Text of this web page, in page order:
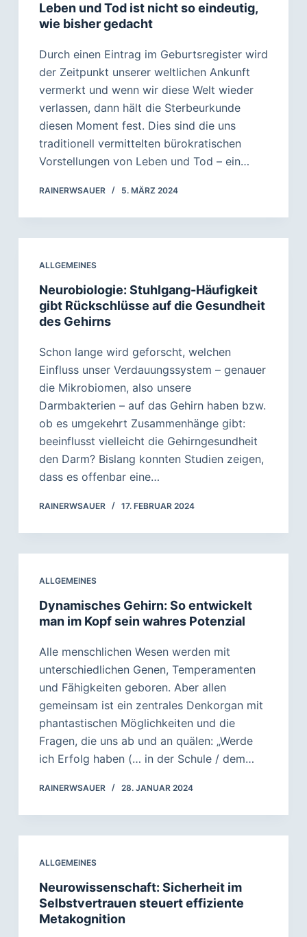
Leben und Tod ist nicht so eindeutig,
wie bisher gedacht
Durch einen Eintrag im Geburtsregister wird
der Zeitpunkt unserer weltlichen Ankunft
vermerkt und wenn wir diese Welt wieder
verlassen, dann hält die Sterbeurkunde
diesen Moment fest. Dies sind die uns
traditionell vermittelten bürokratischen
Vorstellungen von Leben und Tod – ein…
RAINERWSAUER 5. MÄRZ 2024
ALLGEMEINES
Neurobiologie: Stuhlgang-Häufigkeit
gibt Rückschlüsse auf die Gesundheit
des Gehirns
Schon lange wird geforscht, welchen
Einfluss unser Verdauungssystem – genauer
die Mikrobiomen, also unsere
Darmbakterien – auf das Gehirn haben bzw.
ob es umgekehrt Zusammenhänge gibt:
beeinflusst vielleicht die Gehirngesundheit
den Darm? Bislang konnten Studien zeigen,
dass es offenbar eine…
RAINERWSAUER 17. FEBRUAR 2024
ALLGEMEINES
Dynamisches Gehirn: So entwickelt
man im Kopf sein wahres Potenzial
Alle menschlichen Wesen werden mit
unterschiedlichen Genen, Temperamenten
und Fähigkeiten geboren. Aber allen
gemeinsam ist ein zentrales Denkorgan mit
phantastischen Möglichkeiten und die
Fragen, die uns ab und an quälen: „Werde
ich Erfolg haben (… in der Schule / dem…
RAINERWSAUER 28. JANUAR 2024
ALLGEMEINES
Neurowissenschaft: Sicherheit im
Selbstvertrauen steuert effiziente
Metakognition